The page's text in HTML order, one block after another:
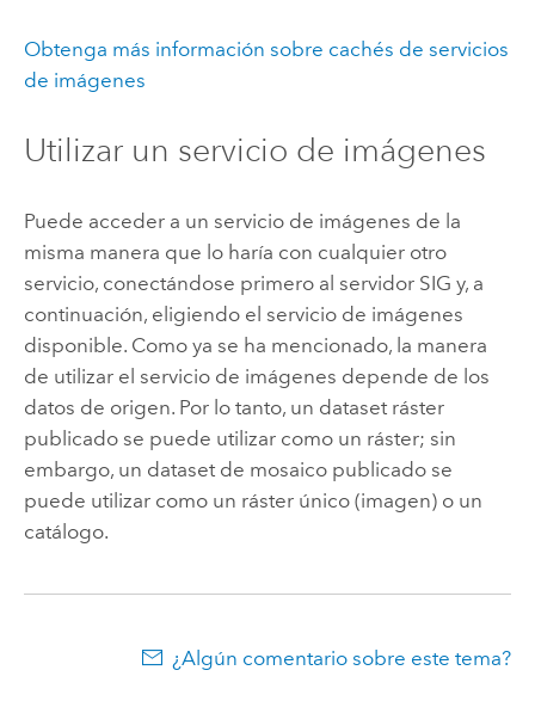
Obtenga más información sobre cachés de servicios
de imágenes
Utilizar un servicio de imágenes
Puede acceder a un servicio de imágenes de la
misma manera que lo haría con cualquier otro
servicio, conectándose primero al servidor SIG y, a
continuación, eligiendo el servicio de imágenes
disponible. Como ya se ha mencionado, la manera
de utilizar el servicio de imágenes depende de los
datos de origen. Por lo tanto, un dataset ráster
publicado se puede utilizar como un ráster; sin
embargo, un dataset de mosaico publicado se
puede utilizar como un ráster único (imagen) o un
catálogo.
¿Algún comentario sobre este tema?